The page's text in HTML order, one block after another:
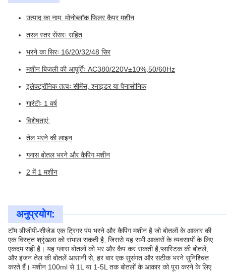
उत्पाद का नाम: मोनोब्लॉक फिलर कैपर मशीन
तरल स्तर सेंसरः सहित
भरने का सिरः 16/20/32/48 सिर
मशीन बिजली की आपूर्तिः AC380/220V±10%,50/60Hz
इलेक्ट्रॉनिक तत्वः सीमेंस, श्नाइडर या पैनासोनिक
गारंटीः 1 वर्ष
विशेषताएं:
तेल भरने की लाइन
ग्लास बोतल भरने और कैपिंग मशीन
2 में 1 मशीन
अनुप्रयोग:
टॉम डीजीपी-सीजेड एक ट्रिगर पंप भरने और कैपिंग मशीन है जो बोतलों के आकार की
एक विस्तृत श्रृंखला को संभाल सकती है, जिससे यह सभी आकारों के व्यवसायों के लिए
एकदम सही है। यह ग्लास बोतलों को भर और कैप कर सकती है,प्लास्टिक की बोतलें,
और इंजन तेल की बोतलें आसानी से, हर बार एक सुसंगत और सटीक भरने सुनिश्चित
करते हैं। मशीन 100ml से 1L या 1-5L तक बोतलों के आकार को पूरा करने के लिए